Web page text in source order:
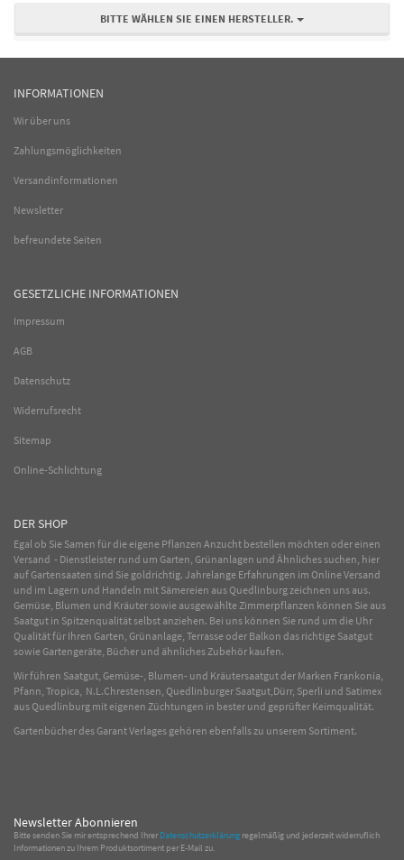
BITTE WÄHLEN SIE EINEN HERSTELLER.
INFORMATIONEN
Wir über uns
Zahlungsmöglichkeiten
Versandinformationen
Newsletter
befreundete Seiten
GESETZLICHE INFORMATIONEN
Impressum
AGB
Datenschutz
Widerrufsrecht
Sitemap
Online-Schlichtung
DER SHOP
Egal ob Sie Samen für die eigene Pflanzen Anzucht bestellen möchten oder einen
Versand - Dienstleister rund um Garten, Grünanlagen und Ähnliches suchen, hier
auf Gartensaaten sind Sie goldrichtig. Jahrelange Erfahrungen im OnlineVersand
und im Lagern und Handeln mit Sämereien aus Quedlinburg zeichnen uns aus.
Gemüse, Blumen und Kräuter sowie ausgewählteZimmerpflanzen können Sie aus
Saatgut in Spitzenqualität selbst anziehen. Bei uns können Sie rund um die Uhr
Qualität für Ihren Garten, Grünanlage, Terrasse oder Balkon das richtige Saatgut
sowie Gartengeräte, Bücher und ähnliches Zubehör kaufen.
Wir führen Saatgut, Gemüse-, Blumen- und Kräutersaatgut der Marken Frankonia,
Pfann, Tropica, N.L.Chrestensen, Quedlinburger Saatgut,Dürr, Sperli und Satimex
aus Quedlinburg mit eigenen Züchtungen in bester und geprüfter Keimqualität.
Gartenbücher des Garant Verlages gehören ebenfalls zu unserem Sortiment.
Newsletter Abonnieren
Bitte senden Sie mir entsprechend IhrerDatenschutzerklärung regelmäßig und jederzeit widerruflich
Informationen zu Ihrem Produktsortiment per E-Mail zu.